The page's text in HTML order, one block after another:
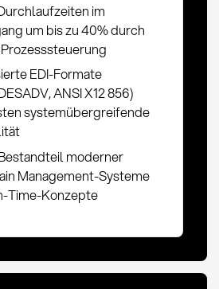
im
um bis zu 40% durch
EDI-Formate
ANSI X12 856)
systemübergreifende
moderner
Management-Systeme
Time-Konzepte